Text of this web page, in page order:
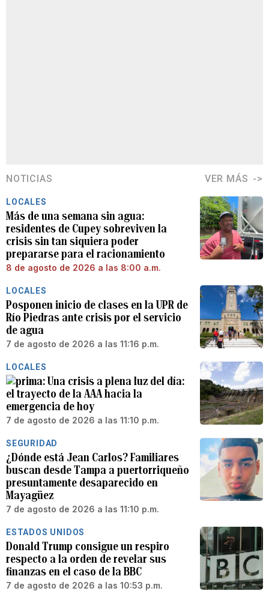
NOTICIAS VER MÁS
LOCALES
Más de una semana sin agua:
residentes de Cupey sobreviven la
crisis sin tan siquiera poder
prepararse para el racionamiento
8 de agosto de 2026 a las 8:00 a.m.
LOCALES
Posponen inicio de clases en la UPR de
Río Piedras ante crisis por el servicio
de agua
7 de agosto de 2026 a las 11:16 p.m.
LOCALES
Una crisis a plena luz del día:
el trayecto de la AAA hacia la
emergencia de hoy
7 de agosto de 2026 a las 11:10 p.m.
SEGURIDAD
¿Dónde está Jean Carlos? Familiares
buscan desde Tampa a puertorriqueño
presuntamente desaparecido en
Mayagüez
7 de agosto de 2026 a las 11:10 p.m.
ESTADOS UNIDOS
Donald Trump consigue un respiro
respecto a la orden de revelar sus
finanzas en el caso de la BBC
7 de agosto de 2026 a las 10:53 p.m.